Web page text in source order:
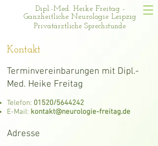
Dipl.-Med. Heike Freitag -
Ganzheitliche Neurologie Leipzig
Privatärztliche Sprechstunde
Kontakt
Adresse
Terminvereinbarungen mit Dipl.-
Med. Heike Freitag
Telefon: 01520/5644242
E-Mail: kontakt@neurologie-freitag.de